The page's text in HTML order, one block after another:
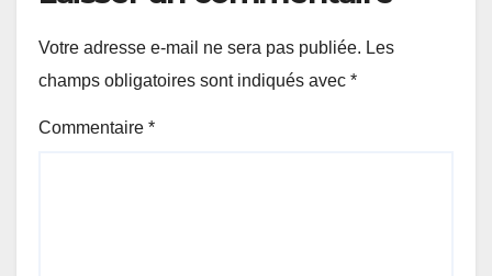
Votre adresse e-mail ne sera pas publiée. Les
champs obligatoires sont indiqués avec *
Commentaire *